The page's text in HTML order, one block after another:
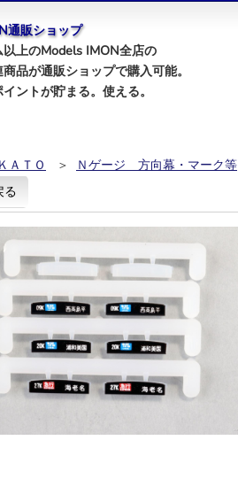
通販ショップ
以上のModels IMON全店の
品が通販ショップで購入可能。
ントが貯まる。使える。
ＫＡＴＯ ＞ Ｎゲージ 方向幕・マーク等
る